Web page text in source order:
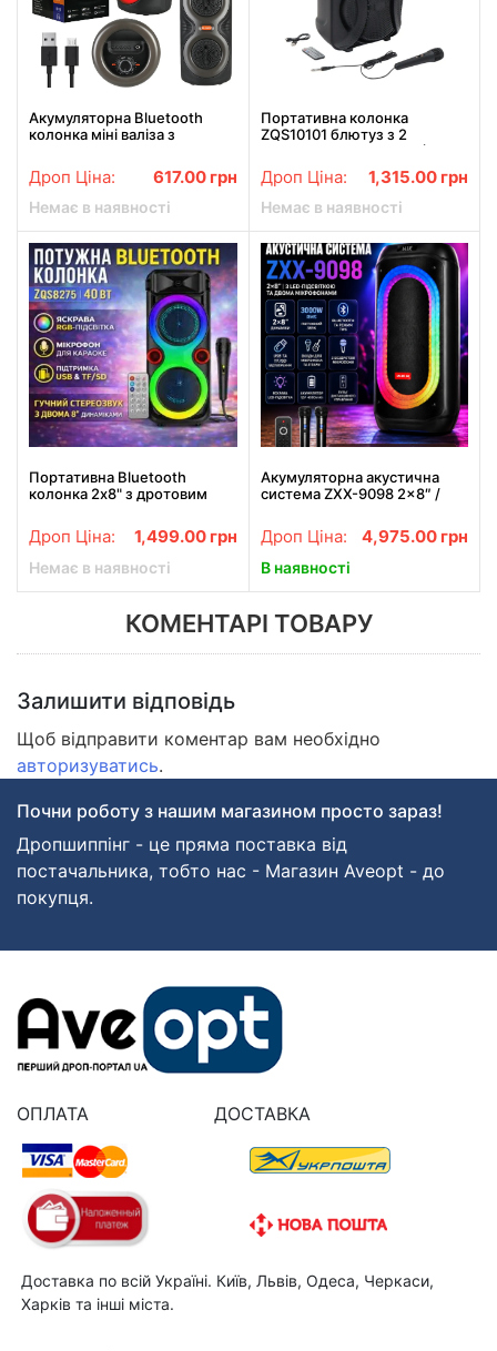
Акумуляторна Bluetooth
колонка міні валіза з
радіо
Дроп Ціна: 617.00 грн
Немає в наявності
Портативна колонка
ZQS10101 блютуз з 2
мікрофонами караоке (1
провідний і 1 бездротовий),
45см
Дроп Ціна: 1,315.00 грн
Немає в наявності
Портативна Bluetooth
колонка 2х8" з дротовим
підсвіткою ZQS8275 40W
Дроп Ціна: 1,499.00 грн
Немає в наявності
Акумуляторна акустична
система ZXX-9098 2×8″ /
підсвітленням + 2
бездротових мікрофона
Дроп Ціна: 4,975.00 грн
В наявності
КОМЕНТАРІ ТОВАРУ
Залишити відповідь
Щоб відправити коментар вам необхідно
авторизуватись.
Почни роботу з нашим магазином просто зараз!
Дропшиппінг - це пряма поставка від
постачальника, тобто нас - Магазин Aveopt - до
покупця.
ОПЛАТА ДОСТАВКА
Доставка по всій Україні. Київ, Львів, Одеса, Черкаси,
Харків та інші міста.